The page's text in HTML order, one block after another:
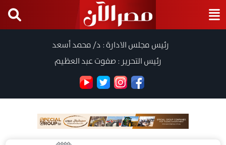
رئيس مجلس الادارة : د/ محمد أسعد
رئيس التحرير : صفوت عبد العظيم